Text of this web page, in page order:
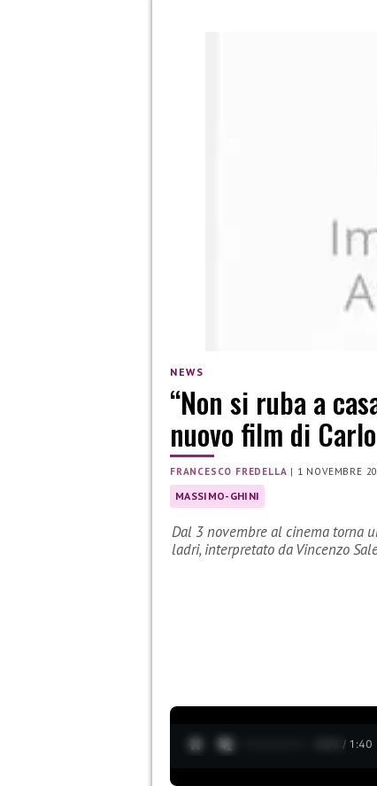
NEWS
“Non si ruba a
nuovo film di
FRANCESCO FREDELLA | 1 NOVEMBRE
MASSIMO-GHINI
Dal 3 novembre al cinema torna
ladri, interpretato da Vincenzo
0:04 / 1:40